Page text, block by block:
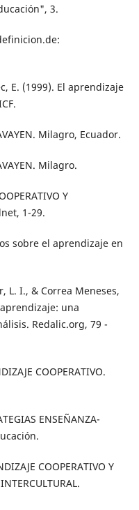
3.
E. (1999). El aprendizaje
Milagro, Ecuador.
Milagro.
Y
1-29.
sobre el aprendizaje en
L. I., & Correa Meneses,
una
Redalic.org, 79 -
COOPERATIVO.
ENSEÑANZA-
COOPERATIVO Y